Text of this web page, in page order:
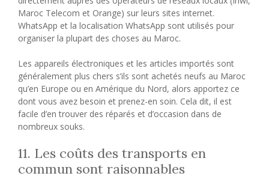
Maroc Telecom et Orange) sur leurs sites internet.
WhatsApp et la localisation WhatsApp sont utilisés pour
organiser la plupart des choses au Maroc.
Les appareils électroniques et les articles importés sont
généralement plus chers s’ils sont achetés neufs au Maroc
qu’en Europe ou en Amérique du Nord, alors apportez ce
dont vous avez besoin et prenez-en soin. Cela dit, il est
facile d’en trouver des réparés et d’occasion dans de
nombreux souks.
11. Les coûts des transports en
commun sont raisonnables